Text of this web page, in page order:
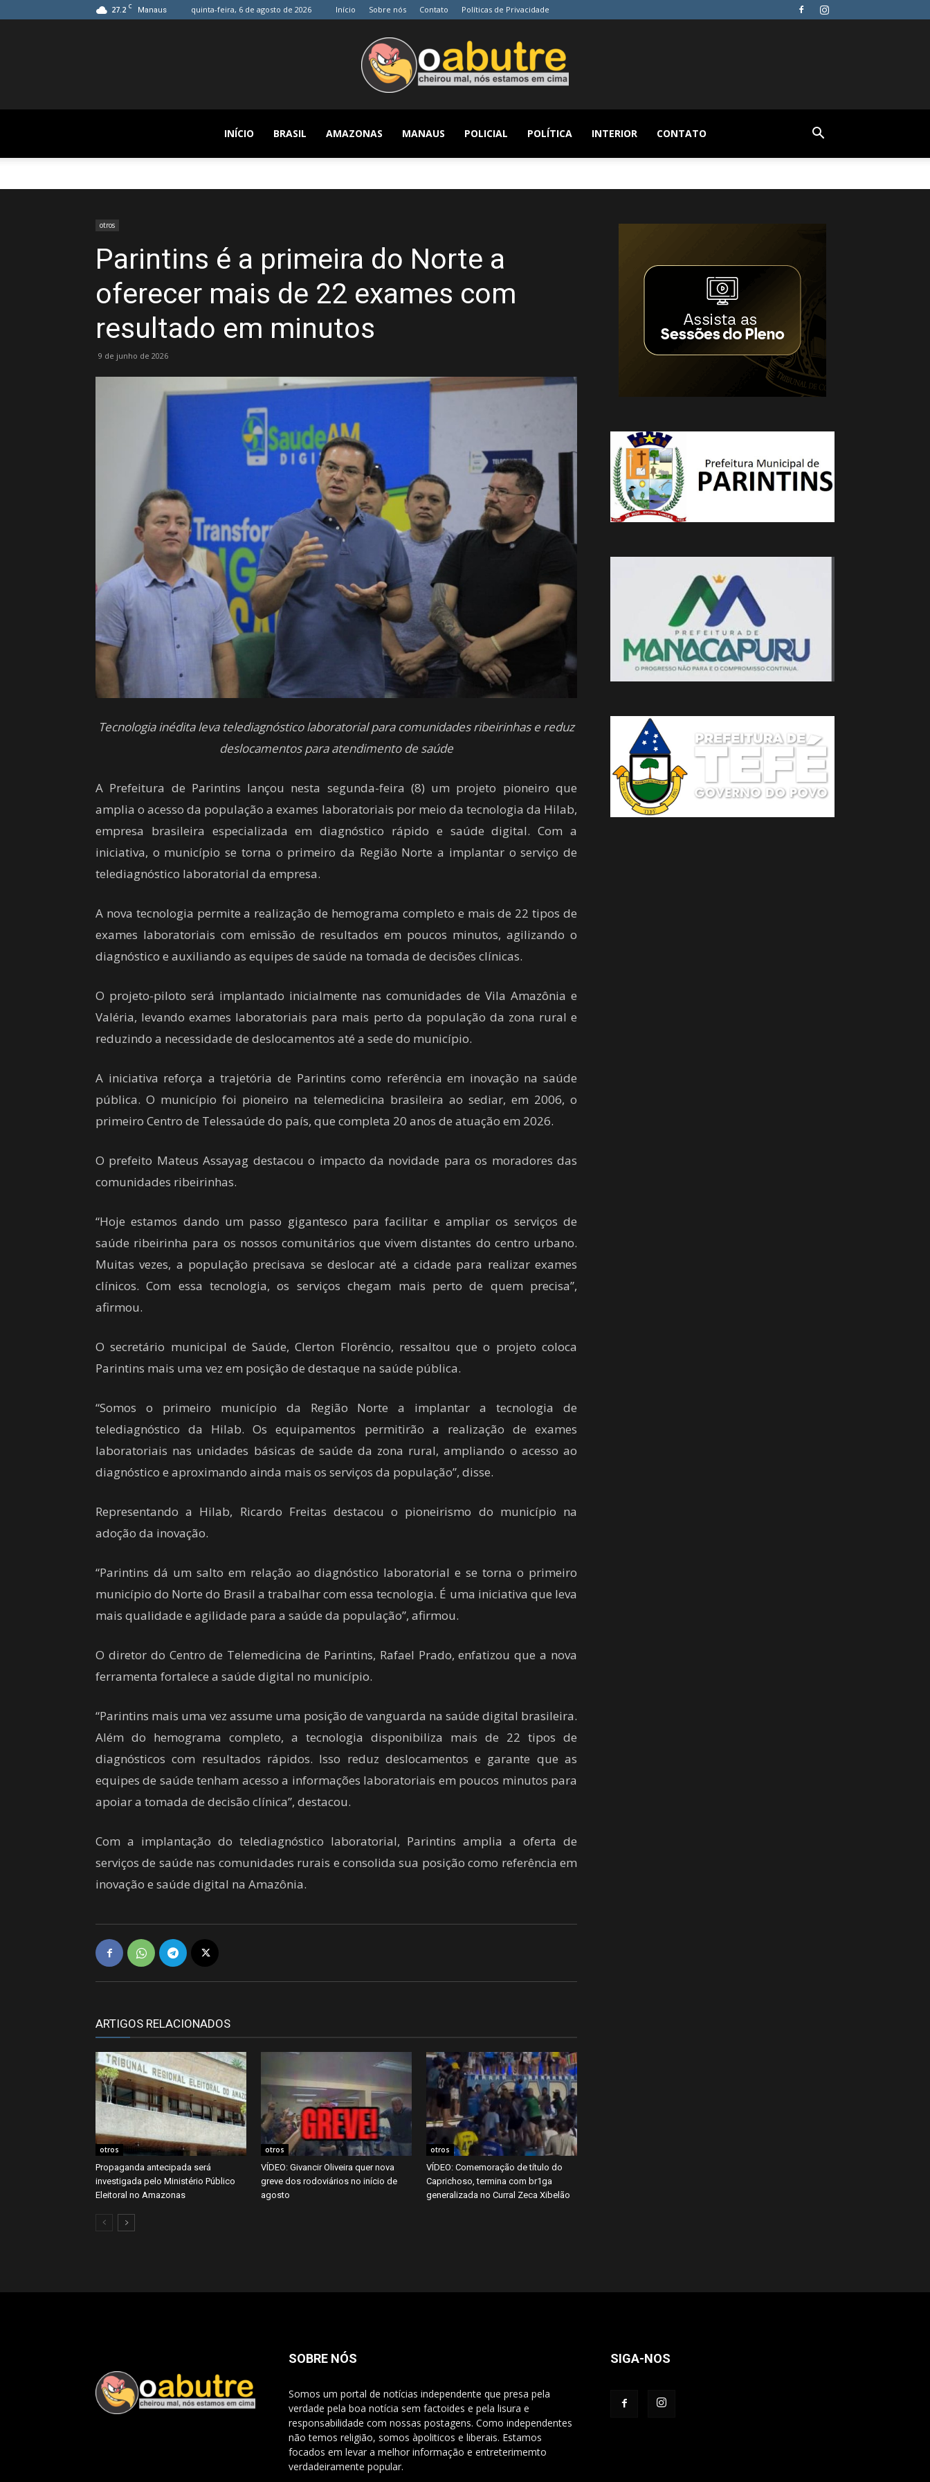
27.2 C Manaus quinta-feira, 6 de agosto de 2026 Início Sobre nós Contato Políticas de Privacidade
O
INÍCIO BRASIL AMAZONAS MANAUS POLICIAL POLÍTICA INTERIOR CONTATO
otros
Parintins é a primeira do Norte a
oferecer mais de 22 exames com
resultado em minutos
9 de junho de 2026
Tecnologia inédita leva telediagnóstico laboratorial para comunidades ribeirinhas e reduz
deslocamentos para atendimento de saúde
A Prefeitura de Parintins lançou nesta segunda-feira (8) um projeto pioneiro que
amplia o acesso da população a exames laboratoriais por meio da tecnologia da Hilab,
empresa brasileira especializada em diagnóstico rápido e saúde digital. Com a
iniciativa, o município se torna o primeiro da Região Norte a implantar o serviço de
telediagnóstico laboratorial da empresa.
A nova tecnologia permite a realização de hemograma completo e mais de 22 tipos de
exames laboratoriais com emissão de resultados em poucos minutos, agilizando o
diagnóstico e auxiliando as equipes de saúde na tomada de decisões clínicas.
O projeto-piloto será implantado inicialmente nas comunidades de Vila Amazônia e
Valéria, levando exames laboratoriais para mais perto da população da zona rural e
reduzindo a necessidade de deslocamentos até a sede do município.
A iniciativa reforça a trajetória de Parintins como referência em inovação na saúde
pública. O município foi pioneiro na telemedicina brasileira ao sediar, em 2006, o
primeiro Centro de Telessaúde do país, que completa 20 anos de atuação em 2026.
O prefeito Mateus Assayag destacou o impacto da novidade para os moradores das
comunidades ribeirinhas.
“Hoje estamos dando um passo gigantesco para facilitar e ampliar os serviços de
saúde ribeirinha para os nossos comunitários que vivem distantes do centro urbano.
Muitas vezes, a população precisava se deslocar até a cidade para realizar exames
clínicos. Com essa tecnologia, os serviços chegam mais perto de quem precisa”,
afirmou.
O secretário municipal de Saúde, Clerton Florêncio, ressaltou que o projeto coloca
Parintins mais uma vez em posição de destaque na saúde pública.
“Somos o primeiro município da Região Norte a implantar a tecnologia de
telediagnóstico da Hilab. Os equipamentos permitirão a realização de exames
laboratoriais nas unidades básicas de saúde da zona rural, ampliando o acesso ao
diagnóstico e aproximando ainda mais os serviços da população”, disse.
Representando a Hilab, Ricardo Freitas destacou o pioneirismo do município na
adoção da inovação.
“Parintins dá um salto em relação ao diagnóstico laboratorial e se torna o primeiro
município do Norte do Brasil a trabalhar com essa tecnologia. É uma iniciativa que leva
mais qualidade e agilidade para a saúde da população”, afirmou.
O diretor do Centro de Telemedicina de Parintins, Rafael Prado, enfatizou que a nova
ferramenta fortalece a saúde digital no município.
“Parintins mais uma vez assume uma posição de vanguarda na saúde digital brasileira.
Além do hemograma completo, a tecnologia disponibiliza mais de 22 tipos de
diagnósticos com resultados rápidos. Isso reduz deslocamentos e garante que as
equipes de saúde tenham acesso a informações laboratoriais em poucos minutos para
apoiar a tomada de decisão clínica”, destacou.
Com a implantação do telediagnóstico laboratorial, Parintins amplia a oferta de
serviços de saúde nas comunidades rurais e consolida sua posição como referência em
inovação e saúde digital na Amazônia.
ARTIGOS RELACIONADOS
otros
Propaganda antecipada será
investigada pelo Ministério Público
Eleitoral no Amazonas
otros
VÍDEO: Givancir Oliveira quer nova
greve dos rodoviários no início de
agosto
otros
VÍDEO: Comemoração de título do
Caprichoso, termina com br1ga
generalizada no Curral Zeca Xibelão
SOBRE NÓS
Somos um portal de notícias independente que presa pela
verdade pela boa notícia sem factoides e pela lisura e
responsabilidade com nossas postagens. Como independentes
não temos religião, somos àpoliticos e liberais. Estamos
focados em levar a melhor informação e entreterimemto
verdadeiramente popular.
SIGA-NOS